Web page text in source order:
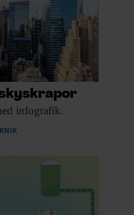
infografik.